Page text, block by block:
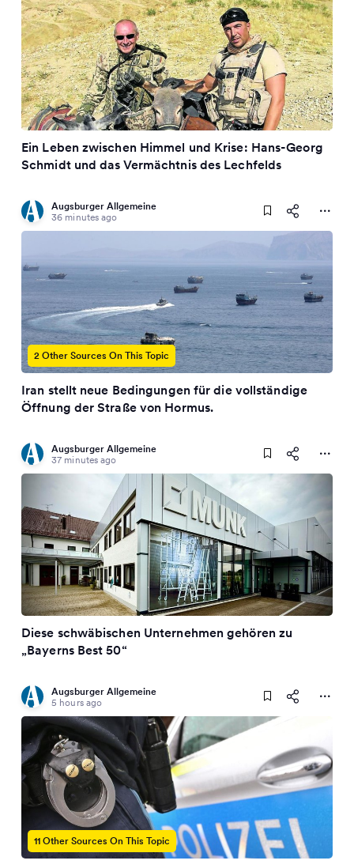
Ein Leben zwischen Himmel und Krise: Hans-Georg
Schmidt und das Vermächtnis des Lechfelds
Augsburger Allgemeine
36 minutes ago
2 Other Sources On This Topic
Iran stellt neue Bedingungen für die vollständige
Öffnung der Straße von Hormus.
Augsburger Allgemeine
37 minutes ago
Diese schwäbischen Unternehmen gehören zu
„Bayerns Best 50“
Augsburger Allgemeine
5 hours ago
11 Other Sources On This Topic